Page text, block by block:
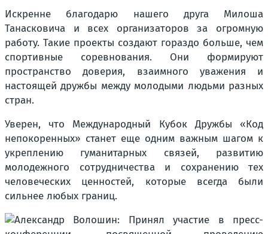
Искренне благодарю нашего друга Милоша
Танасковича и всех организаторов за огромную
работу. Такие проекты создают гораздо больше, чем
спортивные соревнования. Они формируют
пространство доверия, взаимного уважения и
настоящей дружбы между молодыми людьми разных
стран.
Уверен, что Международный Кубок Дружбы «Код
непокоренных» станет еще одним важным шагом к
укреплению гуманитарных связей, развитию
молодежного сотрудничества и сохранению тех
человеческих ценностей, которые всегда были
сильнее любых границ.